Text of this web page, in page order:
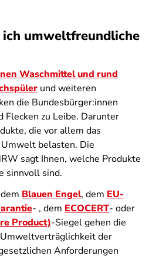
umweltfreundliche
Waschmittel und rund
und weiteren
die Bundesbürger:innen
Flecken zu Leibe. Darunter
die vor allem das
belasten. Die
sagt Ihnen, welche Produkte
sinnvoll sind.
Blauen Engel, dem EU-
- , dem ECOCERT- oder
Product)-Siegel gehen die
der
Anforderungen